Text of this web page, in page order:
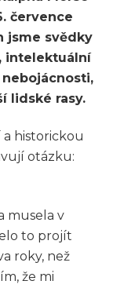
července
jsme svědky
intelektuální
lidské rasy.
historickou
otázku:
musela v
to projít
roky, než
že mi